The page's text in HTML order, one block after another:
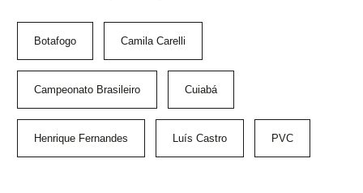
Botafogo Camila Carelli
Campeonato Brasileiro Cuiabá
Henrique Fernandes Luís Castro PVC